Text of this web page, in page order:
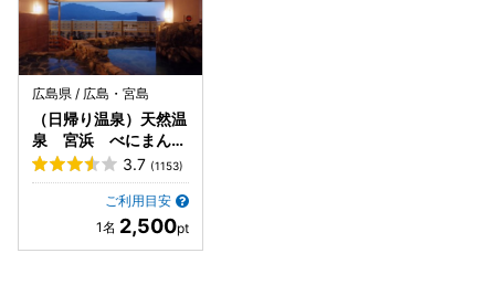
広島県 / 広島・宮島
（日帰り温泉）天然温
泉 宮浜 べにまんさ
くの湯
3.7 (1153)
ご利用目安
2,500